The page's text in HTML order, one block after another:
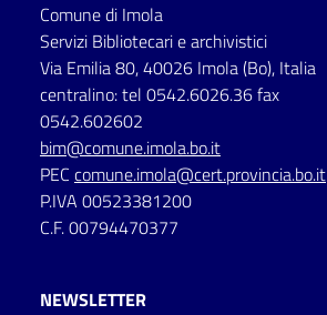
Comune di Imola
Servizi Bibliotecari e archivistici
Via Emilia 80, 40026 Imola (Bo), Italia
centralino: tel 0542.6026.36 fax
0542.602602
bim@comune.imola.bo.it
PEC comune.imola@cert.provincia.bo.it
P.IVA 00523381200
C.F. 00794470377
NEWSLETTER